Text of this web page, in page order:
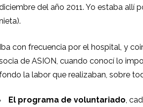
del año 2011. Yo estaba allí
Iba con frecuencia por el hospital, y
de ASION, cuando conocí lo
la labor que realizaban, sobre
El programa de voluntariado,